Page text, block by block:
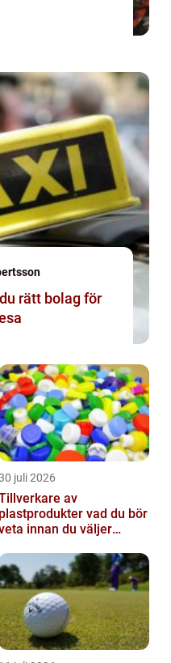
juli 2026
av
plastprodukter vad du bör
innan du väljer